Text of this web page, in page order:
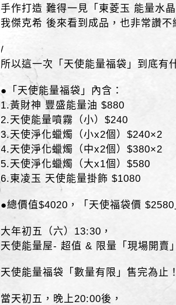
手作打造 難得一見「東菱玉 能量水
我傑克希 後來看到成品，也非常讚不
/
所以這一次「天使能量福袋」到底有
●「天使能量福袋」內含：
1.黃財神 豐盛能量油 $880
2.天使能量噴霧（小）$240
3.天使淨化蠟燭（小x2個）$240×2
4.天使淨化蠟燭（中x2個）$380×2
5.天使淨化蠟燭（大x1個）$580
6.東凌玉 天使能量掛飾 $1080
●總價值$4020，「天使福袋價
大年初五（六）13:30，
天使能量屋- 超值 & 限量「現場開賣
天使能量福袋「數量有限」售完為止
當天初五，晚上20:00後，